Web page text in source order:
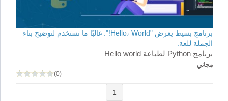
برنامج بسيط يعرض "Hello، World!". غالبًا ما تستخدم لتوضيح بناء
الجملة للغة.
برنامج Python لطباعة Hello world
مجاني
(0)
1